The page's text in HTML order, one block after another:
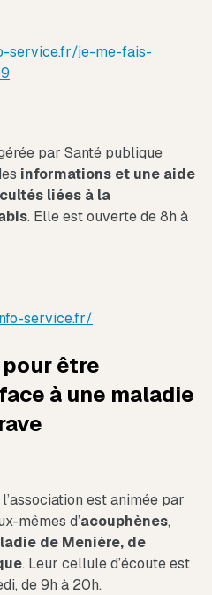
service.fr/je-me-fais-
par Santé publique
informations et une aide
liées à la
. Elle est ouverte de 8h à
service.fr/
pour être
à une maladie
est animée par
mêmes d’acouphènes,
de Menière, de
. Leur cellule d’écoute est
de 9h à 20h.